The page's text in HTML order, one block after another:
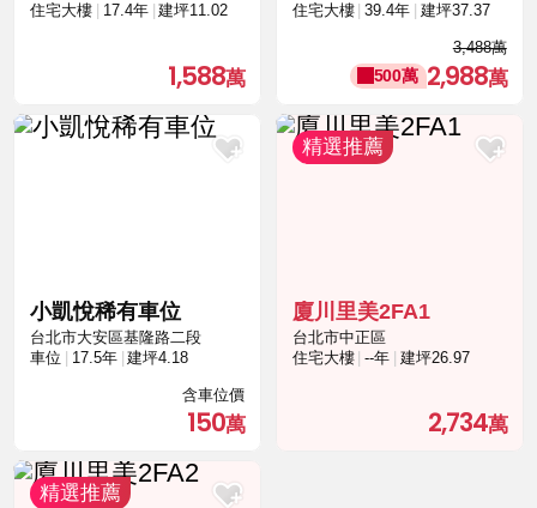
住宅大樓
17.4年 建坪11.02
1,588
住宅大樓
39.4年 建坪37.37
3,488萬
500萬 2,988
小凱悅稀有車位
台北市大安區基隆路二段
車位
17.5年 建坪4.18
含車位價
150
廈川里美2FA1
台北市中正區
住宅大樓
--年 建坪26.97
2,734